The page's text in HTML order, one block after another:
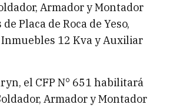
Armador y Montador
Placa de Roca de Yeso,
12 Kva y Auxiliar
el CFP N° 651 habilitará
Armador y Montador